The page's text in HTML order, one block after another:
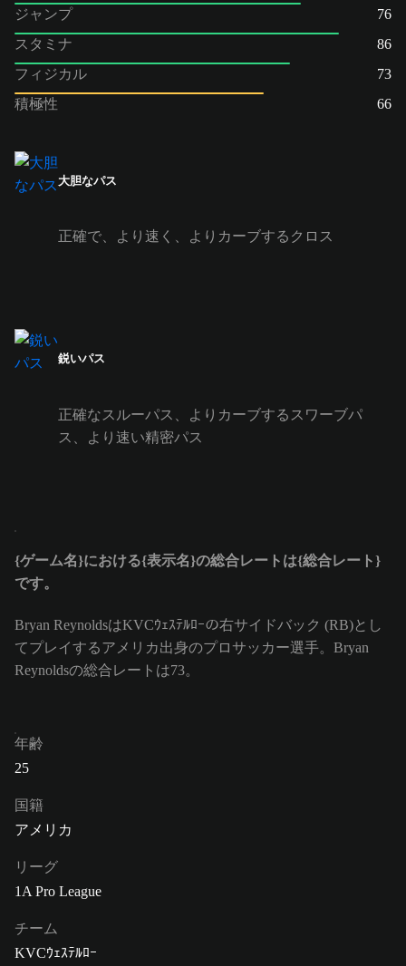
ジャンプ
76
スタミナ
86
フィジカル
73
積極性
66
大胆なパス
正確で、より速く、よりカーブするクロス
鋭いパス
正確なスルーパス、よりカーブするスワーブパ
ス、より速い精密パス
{ゲーム名}における{表示名}の総合レートは{総合レート}
です。
Bryan ReynoldsはKVCｳｪｽﾃﾙﾛｰの右サイドバック (RB)とし
てプレイするアメリカ出身のプロサッカー選手。Bryan
Reynoldsの総合レートは73。
年齢
25
国籍
アメリカ
リーグ
1A Pro League
チーム
KVCｳｪｽﾃﾙﾛｰ